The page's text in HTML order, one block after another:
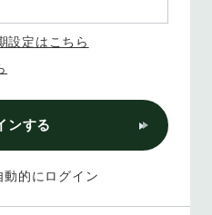
設定はこちら
ンする
動的にログイン